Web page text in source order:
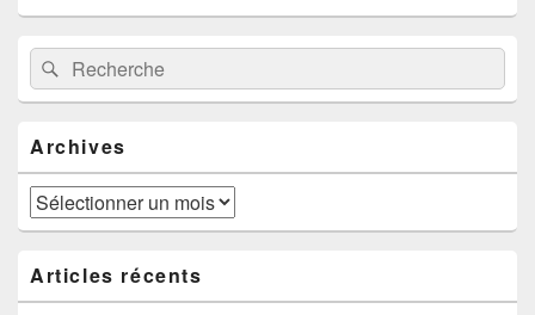
Zone
principale
de
widget
barre
latérale
Recherche :Rechercher
Archives
Archives
Articles récents